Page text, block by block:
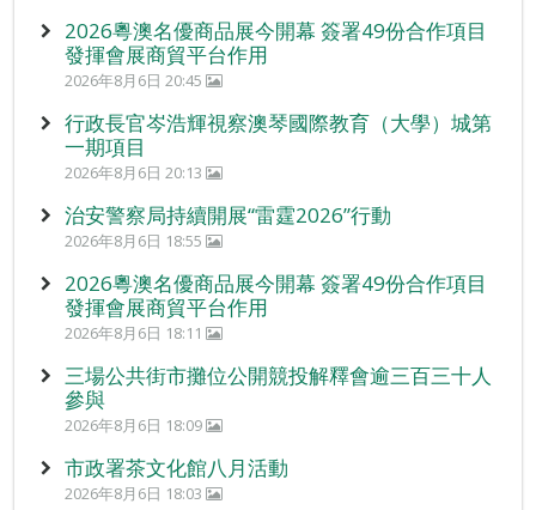
2026粵澳名優商品展今開幕 簽署49份合作項目
發揮會展商貿平台作用
2026年8月6日 20:45
行政長官岑浩輝視察澳琴國際教育（大學）城第
一期項目
2026年8月6日 20:13
治安警察局持續開展“雷霆2026”行動
2026年8月6日 18:55
2026粵澳名優商品展今開幕 簽署49份合作項目
發揮會展商貿平台作用
2026年8月6日 18:11
三場公共街市攤位公開競投解釋會逾三百三十人
參與
2026年8月6日 18:09
市政署茶文化館八月活動
2026年8月6日 18:03